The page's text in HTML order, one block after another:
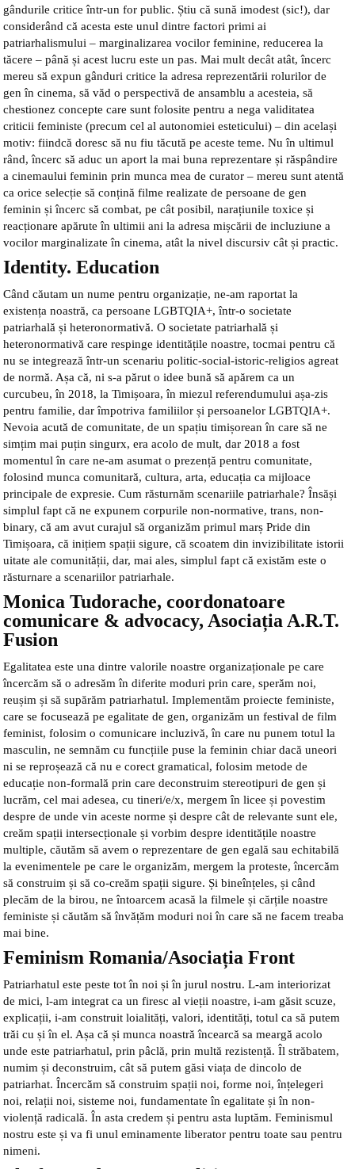
gândurile critice într-un for public. Știu că sună imodest (sic!), dar
considerând că acesta este unul dintre factori primi ai
patriarhalismului – marginalizarea vocilor feminine, reducerea la
tăcere – până și acest lucru este un pas. Mai mult decât atât, încerc
mereu să expun gânduri critice la adresa reprezentării rolurilor de
gen în cinema, să văd o perspectivă de ansamblu a acesteia, să
chestionez concepte care sunt folosite pentru a nega validitatea
criticii feministe (precum cel al autonomiei esteticului) – din același
motiv: fiindcă doresc să nu fiu tăcută pe aceste teme. Nu în ultimul
rând, încerc să aduc un aport la mai buna reprezentare și răspândire
a cinemaului feminin prin munca mea de curator – mereu sunt atentă
ca orice selecție să conțină filme realizate de persoane de gen
feminin și încerc să combat, pe cât posibil, narațiunile toxice și
reacționare apărute în ultimii ani la adresa mișcării de incluziune a
vocilor marginalizate în cinema, atât la nivel discursiv cât și practic.
Identity. Education
Când căutam un nume pentru organizație, ne-am raportat la
existența noastră, ca persoane LGBTQIA+, într-o societate
patriarhală și heteronormativă. O societate patriarhală și
heteronormativă care respinge identitățile noastre, tocmai pentru că
nu se integrează într-un scenariu politic-social-istoric-religios agreat
de normă. Așa că, ni s-a părut o idee bună să apărem ca un
curcubeu, în 2018, la Timișoara, în miezul referendumului așa-zis
pentru familie, dar împotriva familiilor și persoanelor LGBTQIA+.
Nevoia acută de comunitate, de un spațiu timișorean în care să ne
simțim mai puțin singurx, era acolo de mult, dar 2018 a fost
momentul în care ne-am asumat o prezență pentru comunitate,
folosind munca comunitară, cultura, arta, educația ca mijloace
principale de expresie. Cum răsturnăm scenariile patriarhale? Însăși
simplul fapt că ne expunem corpurile non-normative, trans, non-
binary, că am avut curajul să organizăm primul marș Pride din
Timișoara, că inițiem spații sigure, că scoatem din invizibilitate istorii
uitate ale comunității, dar, mai ales, simplul fapt că existăm este o
răsturnare a scenariilor patriarhale.
Monica Tudorache, coordonatoare
comunicare & advocacy, Asociația A.R.T.
Fusion
Egalitatea este una dintre valorile noastre organizaționale pe care
încercăm să o adresăm în diferite moduri prin care, sperăm noi,
reușim și să supărăm patriarhatul. Implementăm proiecte feministe,
care se focusează pe egalitate de gen, organizăm un festival de film
feminist, folosim o comunicare incluzivă, în care nu punem totul la
masculin, ne semnăm cu funcțiile puse la feminin chiar dacă uneori
ni se reproșează că nu e corect gramatical, folosim metode de
educație non-formală prin care deconstruim stereotipuri de gen și
lucrăm, cel mai adesea, cu tineri/e/x, mergem în licee și povestim
despre de unde vin aceste norme și despre cât de relevante sunt ele,
creăm spații intersecționale și vorbim despre identitățile noastre
multiple, căutăm să avem o reprezentare de gen egală sau echitabilă
la evenimentele pe care le organizăm, mergem la proteste, încercăm
să construim și să co-creăm spații sigure. Și bineînțeles, și când
plecăm de la birou, ne întoarcem acasă la filmele și cărțile noastre
feministe și căutăm să învățăm moduri noi în care să ne facem treaba
mai bine.
Feminism Romania/Asociația Front
Patriarhatul este peste tot în noi și în jurul nostru. L-am interiorizat
de mici, l-am integrat ca un firesc al vieții noastre, i-am găsit scuze,
explicații, i-am construit loialități, valori, identități, totul ca să putem
trăi cu și în el. Așa că și munca noastră încearcă sa meargă acolo
unde este patriarhatul, prin pâclă, prin multă rezistență. Îl străbatem,
numim și deconstruim, cât să putem găsi viața de dincolo de
patriarhat. Încercăm să construim spații noi, forme noi, înțelegeri
noi, relații noi, sisteme noi, fundamentate în egalitate și în non-
violență radicală. În asta credem și pentru asta luptăm. Feminismul
nostru este și va fi unul eminamente liberator pentru toate sau pentru
nimeni.